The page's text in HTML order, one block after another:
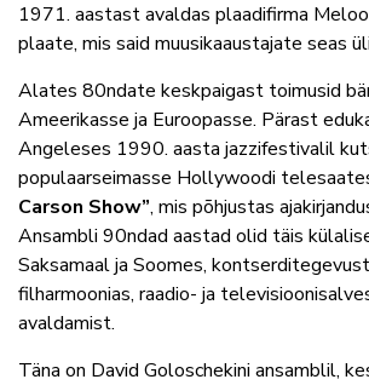
1971. aastast avaldas plaadifirma
plaate, mis said muusikaaustajate seas
Alates 80ndate keskpaigast toimusid
Ameerikasse ja Euroopasse. Pärast
Angeleses 1990. aasta jazzifestivalil
populaarseimasse Hollywoodi
Carson Show”, mis põhjustas
Ansambli 90ndad aastad olid täis
Saksamaal ja Soomes,
filharmoonias, raadio- ja
avaldamist.
Täna on David Goloschekini ansamblil,